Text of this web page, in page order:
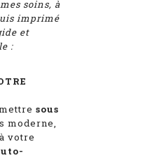
soins, à
imprimé
et
:
sous
moderne,
votre